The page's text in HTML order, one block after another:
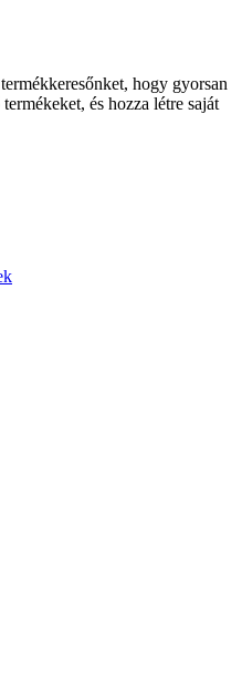
hogy gyorsan
és hozza létre saját